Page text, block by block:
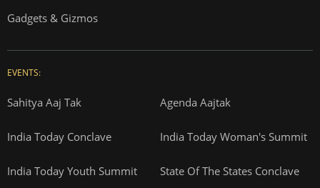
Gadgets & Gizmos
EVENTS:
Sahitya Aaj Tak Agenda Aajtak
India Today Conclave India Today Woman's Summit
India Today Youth Summit State Of The States Conclave